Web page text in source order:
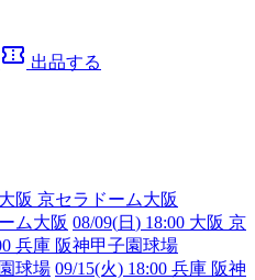
confirmation_number 出品する
阪 京セラドーム大阪
ム大阪 08/09(日 ) 18:00 大阪 京
兵庫 阪神甲子園球場
球場 09/15(火) 18:00 兵庫 阪神